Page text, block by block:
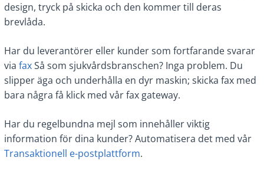
design, tryck på skicka och den kommer till deras
brevlåda.
Har du leverantörer eller kunder som fortfarande svarar
via faxSå som sjukvårdsbranschen? Inga problem. Du
slipper äga och underhålla en dyr maskin; skicka fax med
bara några få klick med vår fax gateway.
Har du regelbundna mejl som innehåller viktig
information för dina kunder? Automatisera det med vår
Transaktionell e-postplattform.